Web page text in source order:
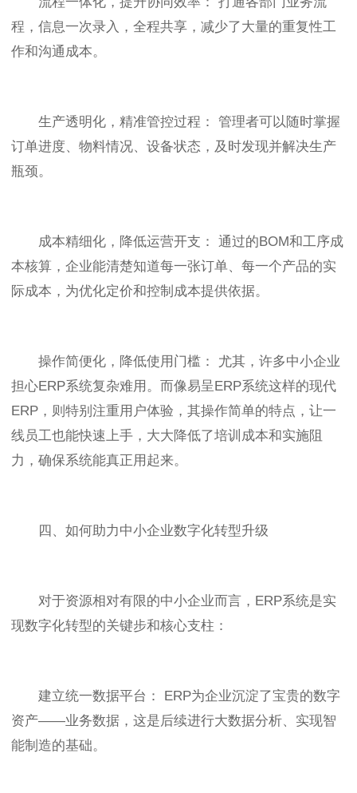
程，信息一次录入，全程共享，减少了大量的重复性工
作和沟通成本。
生产透明化，精准管控过程： 管理者可以随时掌握
订单进度、物料情况、设备状态，及时发现并解决生产
瓶颈。
成本精细化，降低运营开支： 通过的BOM和工序成
本核算，企业能清楚知道每一张订单、每一个产品的实
际成本，为优化定价和控制成本提供依据。
操作简便化，降低使用门槛： 尤其，许多中小企业
担心ERP系统复杂难用。而像易呈ERP系统这样的现代
ERP，则特别注重用户体验，其操作简单的特点，让一
线员工也能快速上手，大大降低了培训成本和实施阻
力，确保系统能真正用起来。
四、如何助力中小企业数字化转型升级
对于资源相对有限的中小企业而言，ERP系统是实
现数字化转型的关键步和核心支柱：
建立统一数据平台： ERP为企业沉淀了宝贵的数字
资产——业务数据，这是后续进行大数据分析、实现智
能制造的基础。